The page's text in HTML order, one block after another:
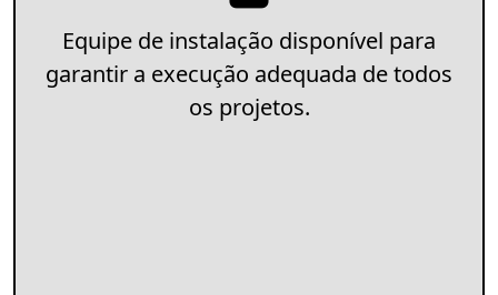
Equipe de instalação disponível para
garantir a execução adequada de todos
os projetos.